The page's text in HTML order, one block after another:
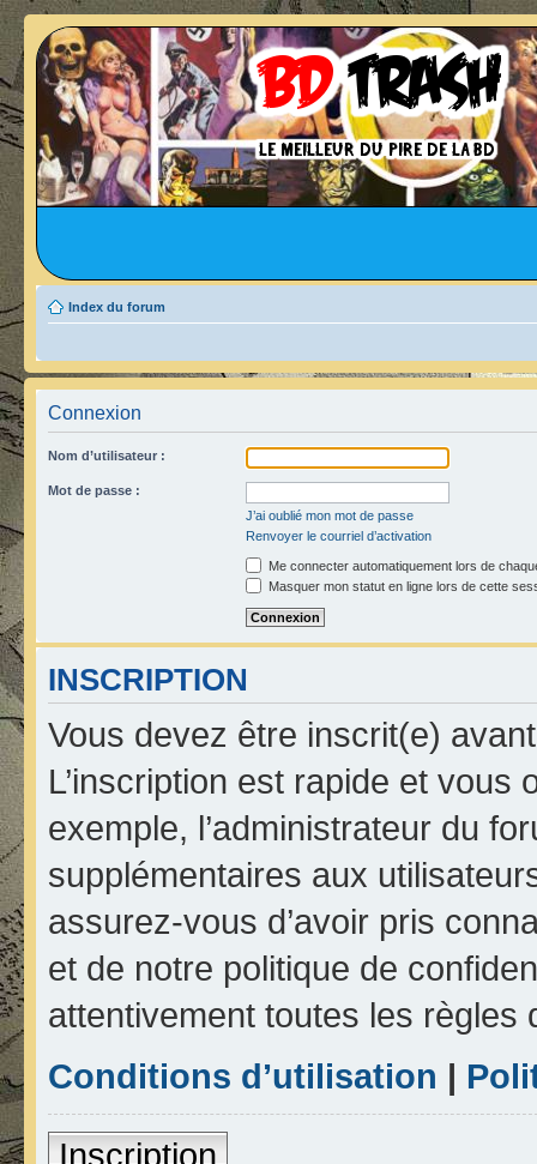
Index du forum
Connexion
Nom d’utilisateur :
Mot de passe :
J’ai oublié mon mot de passe
Renvoyer le courriel d’activation
Me connecter automatiquement lors de
Masquer mon statut en ligne lors de cette
INSCRIPTION
Vous devez être inscrit(e)
L’inscription est rapide et
exemple, l’administrateur du
supplémentaires aux
assurez-vous d’avoir pris
et de notre politique de
attentivement toutes les règles
Conditions d’utilisation |
Inscription